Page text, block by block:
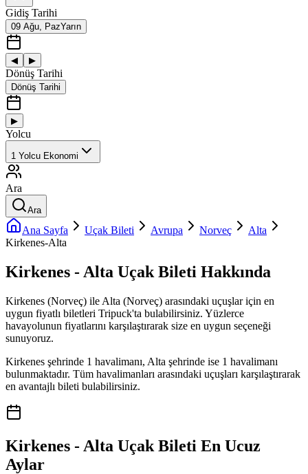
Gidiş Tarihi
09 Ağu, PazYarın
◀ ▶
Dönüş Tarihi
Dönüş Tarihi
▶
Yolcu
1 Yolcu Ekonomi
Ara
Ara
Ana Sayfa Uçak Bileti Avrupa Norveç
Alta
Kirkenes-Alta
Kirkenes - Alta Uçak Bileti Hakkında
Kirkenes (Norveç) ile Alta (Norveç) arasındaki uçuşlar için en
uygun fiyatlı biletleri Tripuck'ta bulabilirsiniz. Yüzlerce
havayolunun fiyatlarını karşılaştırarak size en uygun seçeneği
sunuyoruz.
Kirkenes şehrinde 1 havalimanı, Alta şehrinde ise 1 havalimanı
bulunmaktadır. Tüm havalimanları arasındaki uçuşları karşılaştırarak
en avantajlı bileti bulabilirsiniz.
Kirkenes - Alta Uçak Bileti En Ucuz
Aylar